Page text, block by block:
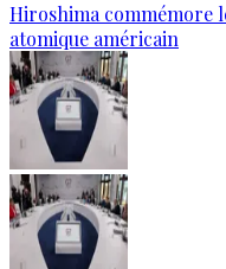
Hiroshima commémore
atomique américain